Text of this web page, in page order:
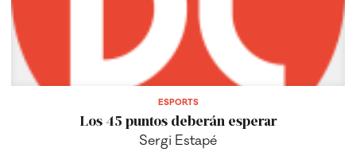
ESPORTS
Los 45 puntos deberán esperar
Sergi Estapé